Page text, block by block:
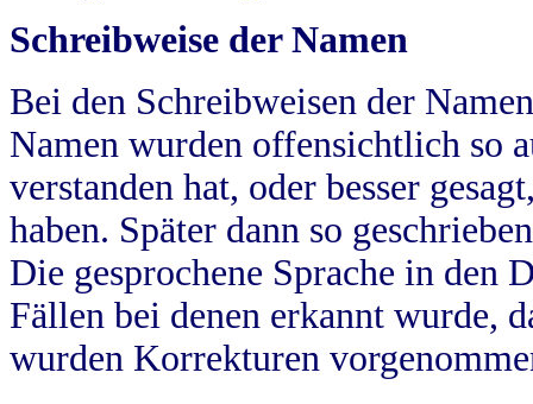
Schreibweise der Namen
Bei den Schreibweisen der
Namen wurden offensichtlich so
verstanden hat, oder besser
haben. Später dann so
Die gesprochene Sprache in
Fällen bei denen erkannt wurde,
wurden Korrekturen